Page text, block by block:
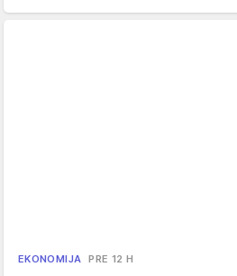
EKONOMIJA PRE 12 H